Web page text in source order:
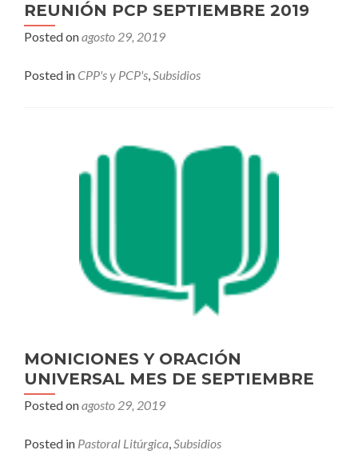
REUNIÓN PCP SEPTIEMBRE 2019
Posted onagosto 29, 2019
Posted in CPP's y PCP's,Subsidios
MONICIONES Y ORACIÓN
UNIVERSAL MES DE SEPTIEMBRE
Posted onagosto 29, 2019
Posted in Pastoral Litúrgica,Subsidios